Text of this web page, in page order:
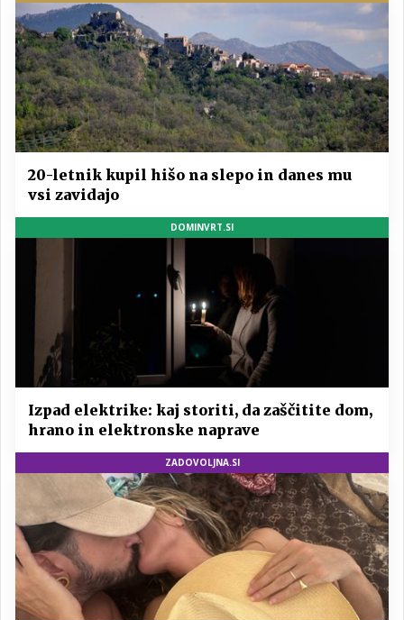
20-letnik kupil hišo na slepo in danes mu
vsi zavidajo
DOMINVRT.SI
Izpad elektrike: kaj storiti, da zaščitite dom,
hrano in elektronske naprave
ZADOVOLJNA.SI